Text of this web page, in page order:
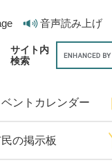
音声読み上げ
サイト内
検索
ントカレンダー
の掲示板